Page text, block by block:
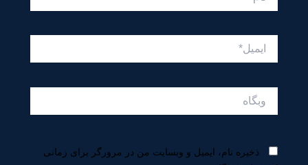
ایمیل*
ذخیره نام، ایمیل و وبسایت من در مرورگر برای زمانی